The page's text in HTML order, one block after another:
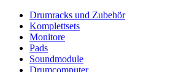
Drumracks und Zubehör
Komplettsets
Monitore
Pads
Soundmodule
Drumcomputer